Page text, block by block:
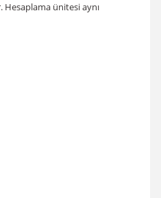
ünitesi aynı